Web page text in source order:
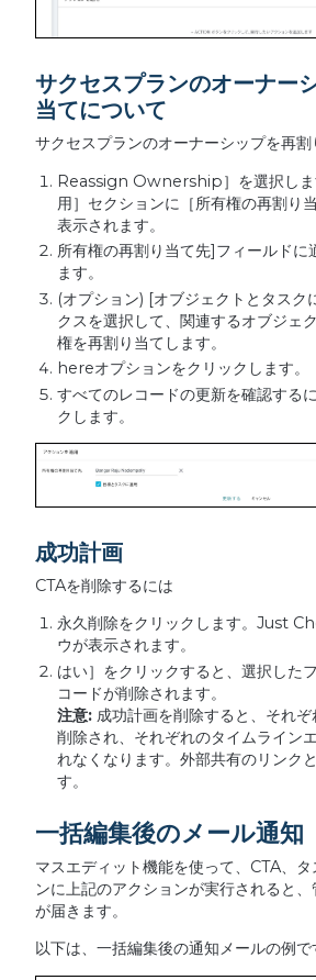
サクセスプランのオーナー
当てについて
サクセスプランのオーナーシップを再割
Reassign Ownership］を選択しま
用］セクションに［所有権の再割り
表示されます。
所有権の再割り当て先]フィールドに
ます。
(オプション) [オブジェクトとタスク
クスを選択して、関連するオブジェ
権を再割り当てします。
hereオプションをクリックします。
すべてのレコードの更新を確認する
クします。
成功計画
CTAを削除するには
永久削除をクリックします。Just
ウが表示されます。
はい］をクリックすると、選択した
コードが削除されます。
注意:成功計画を削除すると、それ
削除され、それぞれのタイムライン
れなくなります。外部共有のリンク
す。
一括編集後のメール通知
マスエディット機能を使って、CTA、
ンに上記のアクションが実行されると
が届きます。
以下は、一括編集後の通知メールの例で